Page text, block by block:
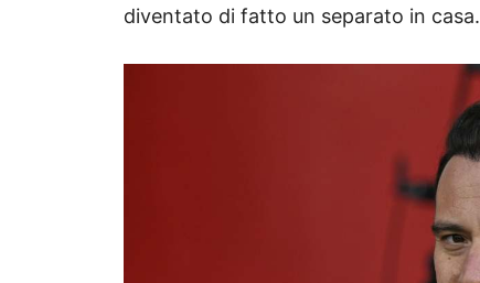
diventato di fatto un separato in casa.